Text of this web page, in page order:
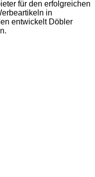
für den erfolgreichen
in
entwickelt Döbler